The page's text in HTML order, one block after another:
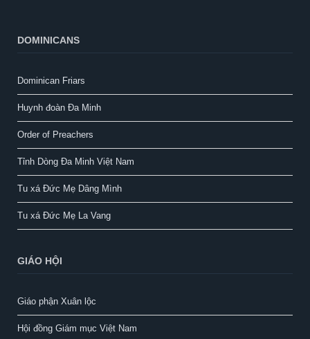
DOMINICANS
Dominican Friars
Huynh đoàn Đa Minh
Order of Preachers
Tỉnh Dòng Đa Minh Việt Nam
Tu xá Đức Mẹ Dâng Mình
Tu xá Đức Mẹ La Vang
GIÁO HỘI
Giáo phận Xuân lộc
Hội đồng Giám mục Việt Nam